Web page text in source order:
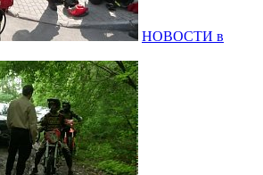
НОВОСТИ в